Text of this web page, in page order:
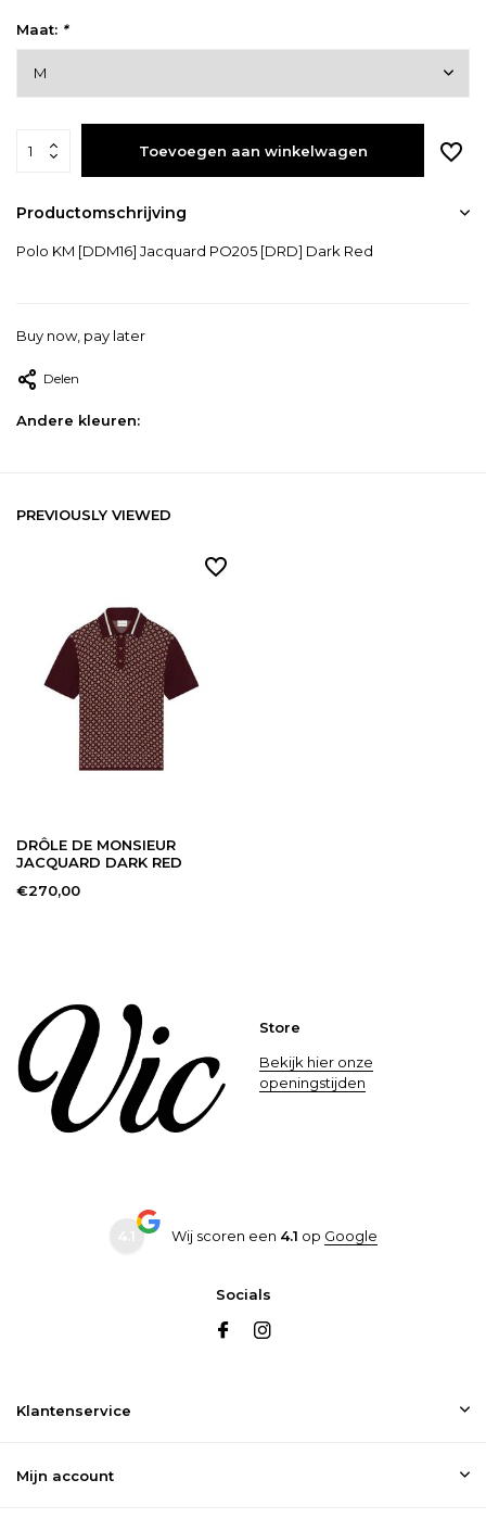
Maat: *
Toevoegen aan winkelwagen
Productomschrijving
Polo KM [DDM16] Jacquard PO205 [DRD] Dark Red
Buy now, pay later
Delen
Andere kleuren:
PREVIOUSLY VIEWED
DRÔLE DE MONSIEUR
JACQUARD DARK RED
€270,00
Store
Bekijk hier onze
openingstijden
Wij scoren een 4.1 op Google
Socials
Klantenservice
Mijn account